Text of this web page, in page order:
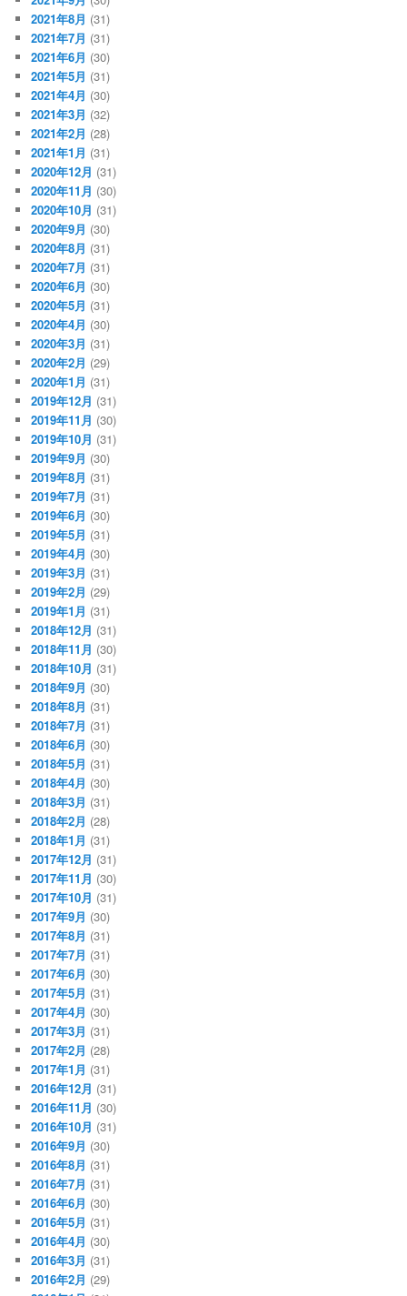
2021年8月 (31)
2021年7月 (31)
2021年6月 (30)
2021年5月 (31)
2021年4月 (30)
2021年3月 (32)
2021年2月 (28)
2021年1月 (31)
2020年12月 (31)
2020年11月 (30)
2020年10月 (31)
2020年9月 (30)
2020年8月 (31)
2020年7月 (31)
2020年6月 (30)
2020年5月 (31)
2020年4月 (30)
2020年3月 (31)
2020年2月 (29)
2020年1月 (31)
2019年12月 (31)
2019年11月 (30)
2019年10月 (31)
2019年9月 (30)
2019年8月 (31)
2019年7月 (31)
2019年6月 (30)
2019年5月 (31)
2019年4月 (30)
2019年3月 (31)
2019年2月 (29)
2019年1月 (31)
2018年12月 (31)
2018年11月 (30)
2018年10月 (31)
2018年9月 (30)
2018年8月 (31)
2018年7月 (31)
2018年6月 (30)
2018年5月 (31)
2018年4月 (30)
2018年3月 (31)
2018年2月 (28)
2018年1月 (31)
2017年12月 (31)
2017年11月 (30)
2017年10月 (31)
2017年9月 (30)
2017年8月 (31)
2017年7月 (31)
2017年6月 (30)
2017年5月 (31)
2017年4月 (30)
2017年3月 (31)
2017年2月 (28)
2017年1月 (31)
2016年12月 (31)
2016年11月 (30)
2016年10月 (31)
2016年9月 (30)
2016年8月 (31)
2016年7月 (31)
2016年6月 (30)
2016年5月 (31)
2016年4月 (30)
2016年3月 (31)
2016年2月 (29)